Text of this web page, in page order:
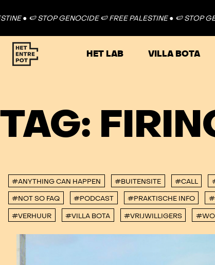
● 🍉 STOP GENOCIDE 🍉 FREE PALESTINE ● 🍉 STOP
HET LAB VILLA BOTA
TAG:
#ANYTHING CAN HAPPEN #BUITENSITE #CALL
#NOT SO FAQ #PODCAST #PRAKTISCHE INFO
#VERHUUR #VILLA BOTA #VRIJWILLIGERS